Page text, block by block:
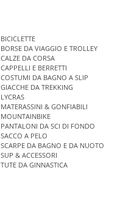
BICICLETTE
BORSE DA VIAGGIO E TROLLEY
CALZE DA CORSA
CAPPELLI E BERRETTI
COSTUMI DA BAGNO A SLIP
GIACCHE DA TREKKING
LYCRAS
MATERASSINI & GONFIABILI
MOUNTAINBIKE
PANTALONI DA SCI DI FONDO
SACCO A PELO
SCARPE DA BAGNO E DA NUOTO
SUP & ACCESSORI
TUTE DA GINNASTICA